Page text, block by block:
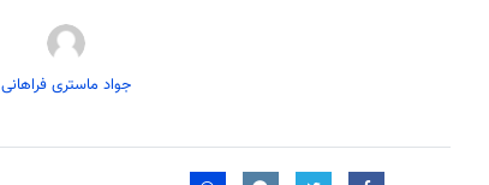
جواد ماستری فراهانی